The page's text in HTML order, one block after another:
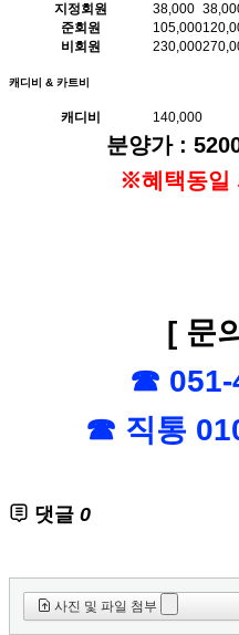
지정회원
38,000
준회원
105,000
비회원
230,000
캐디비 & 카트비
캐디비 140,000
분양가 :
※혜택동일
[ 문
☎ 051-
☎ 직통
댓글 0
사진 및 파일 첨부